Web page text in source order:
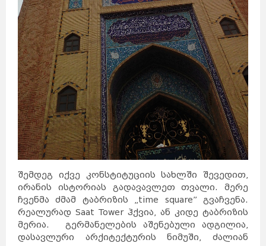
შემდეგ იქვე კონსტიტუციის სახლში შევედით,
ირანის ისტორიას გადავავლეთ თვალი. მერე
ჩვენმა ძმამ ტაბრიზის „time square” გვაჩვენა.
რეალურად Saat Tower ჰქვია, ან კიდე ტაბრიზის
მერია. გერმანელების აშენებული ადგილია,
დასავლური არქიტექტურის ნიმუში, ძალიან